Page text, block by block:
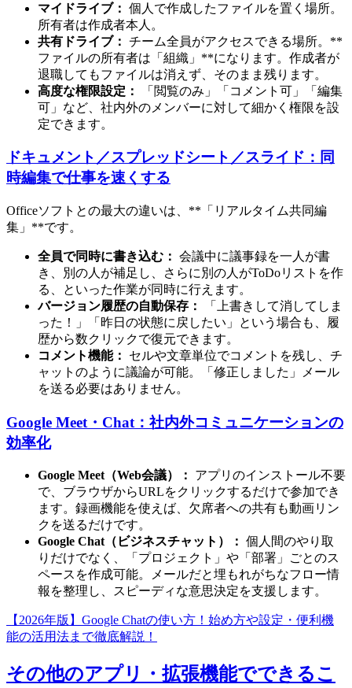
マイドライブ： 個人で作成したファイルを置く場所。
所有者は作成者本人。
共有ドライブ： チーム全員がアクセスできる場所。**
ファイルの所有者は「組織」**になります。作成者が
退職してもファイルは消えず、そのまま残ります。
高度な権限設定：
「閲覧のみ」「コメント可」「編集
可」など、社内外のメンバーに対して細かく権限を設
定できます。
ドキュメント／スプレッドシート／スライド：同
時編集で仕事を速くする
Officeソフトとの最大の違いは、**「リアルタイム共同編
集」**です。
全員で同時に書き込む： 会議中に議事録を一人が書
き、別の人が補足し、さらに別の人がToDoリストを作
る、といった作業が同時に行えます。
バージョン履歴の自動保存：
「上書きして消してしま
った！」「昨日の状態に戻したい」という場合も、履
歴から数クリックで復元できます。
コメント機能：
セルや文章単位でコメントを残し、チ
ャットのように議論が可能。「修正しました」メール
を送る必要はありません。
Google Meet・Chat：社内外コミュニケーションの
効率化
Google Meet（Web会議）：
アプリのインストール不要
で、ブラウザからURLをクリックするだけで参加でき
ます。録画機能を使えば、欠席者への共有も動画リン
クを送るだけです。
Google Chat（ビジネスチャット）： 個人間のやり取
りだけでなく、「プロジェクト」や「部署」ごとのス
ペースを作成可能。メールだと埋もれがちなフロー情
報を整理し、スピーディな意思決定を支援します。
【2026年版】Google Chatの使い方！始め方や設定・便利機
能の活用法まで徹底解説！
その他のアプリ・拡張機能でできるこ